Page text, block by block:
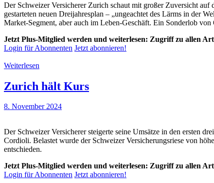
Der Schweizer Versicherer Zurich schaut mit großer Zuversicht
gestarteten neuen Dreijahresplan – „ungeachtet des Lärms in der
Market-Segment, aber auch im Leben-Geschäft. Ein Sonderlob
Jetzt Plus-Mitglied werden und weiterlesen: Zugriff zu allen
Login für Abonnenten Jetzt abonnieren!
Weiterlesen
Zurich hält Kurs
8. November 2024
Der Schweizer Versicherer steigerte seine Umsätze in den ersten
Cordioli. Belastet wurde der Schweizer Versicherungsriese von
entschieden.
Jetzt Plus-Mitglied werden und weiterlesen: Zugriff zu allen
Login für Abonnenten Jetzt abonnieren!